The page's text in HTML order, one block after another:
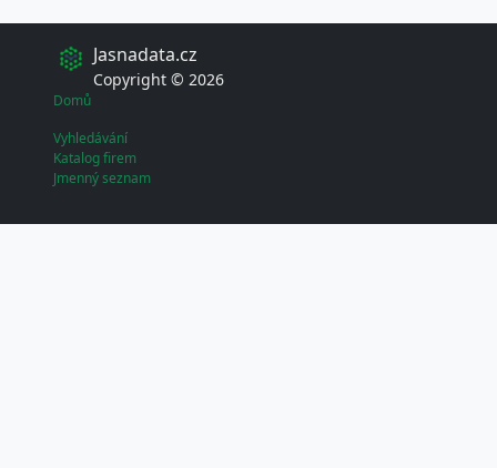
Jasnadata.cz
Copyright © 2026
Domů
Vyhledávání
Katalog firem
Jmenný seznam